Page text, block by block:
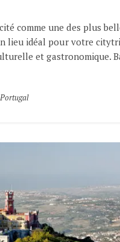
comme une des plus
lieu idéal pour votre
et gastronomique.
Portugal